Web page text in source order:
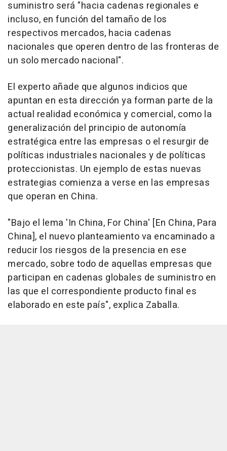
suministro será "hacia cadenas regionales e
incluso, en función del tamaño de los
respectivos mercados, hacia cadenas
nacionales que operen dentro de las fronteras de
un solo mercado nacional".
El experto añade que algunos indicios que
apuntan en esta dirección ya forman parte de la
actual realidad económica y comercial, como la
generalización del principio de autonomía
estratégica entre las empresas o el resurgir de
políticas industriales nacionales y de políticas
proteccionistas. Un ejemplo de estas nuevas
estrategias comienza a verse en las empresas
que operan en China.
"Bajo el lema 'In China, For China' [En China, Para
China], el nuevo planteamiento va encaminado a
reducir los riesgos de la presencia en ese
mercado, sobre todo de aquellas empresas que
participan en cadenas globales de suministro en
las que el correspondiente producto final es
elaborado en este país", explica Zaballa.